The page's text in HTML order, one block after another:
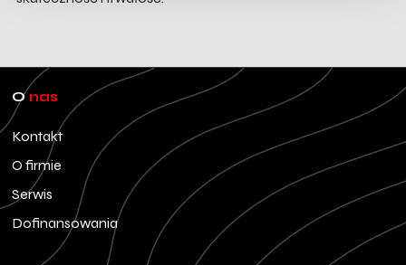
O nas
Kontakt
O firmie
Serwis
Dofinansowania